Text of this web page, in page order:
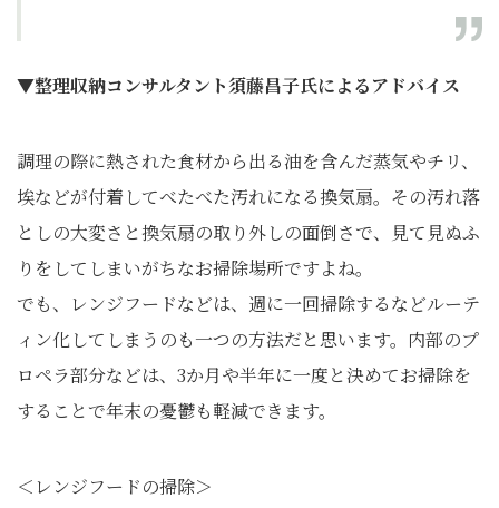
▼整理収納コンサルタント須藤昌子氏によるアドバイス
調理の際に熱された食材から出る油を含んだ蒸気やチリ、
埃などが付着してべたべた汚れになる換気扇。その汚れ落
としの大変さと換気扇の取り外しの面倒さで、見て見ぬふ
りをしてしまいがちなお掃除場所ですよね。
でも、レンジフードなどは、週に一回掃除するなどルーテ
ィン化してしまうのも一つの方法だと思います。内部のプ
ロペラ部分などは、3か月や半年に一度と決めてお掃除を
することで年末の憂鬱も軽減できます。
＜レンジフードの掃除＞